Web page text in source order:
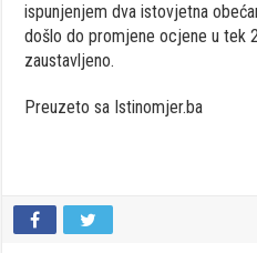
ispunjenjem dva istovjetna
došlo do promjene ocjene u tek
zaustavljeno.
Preuzeto sa Istinomjer.ba